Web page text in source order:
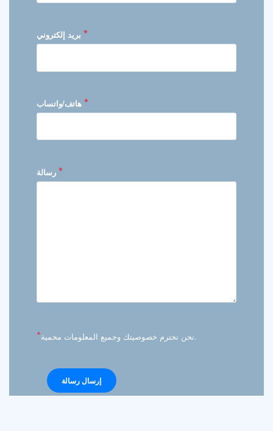
*
*
*
* نحن نحترم خصوصيتك وجميع المعلومات محمية.